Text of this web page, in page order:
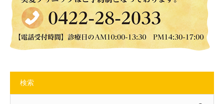
検索